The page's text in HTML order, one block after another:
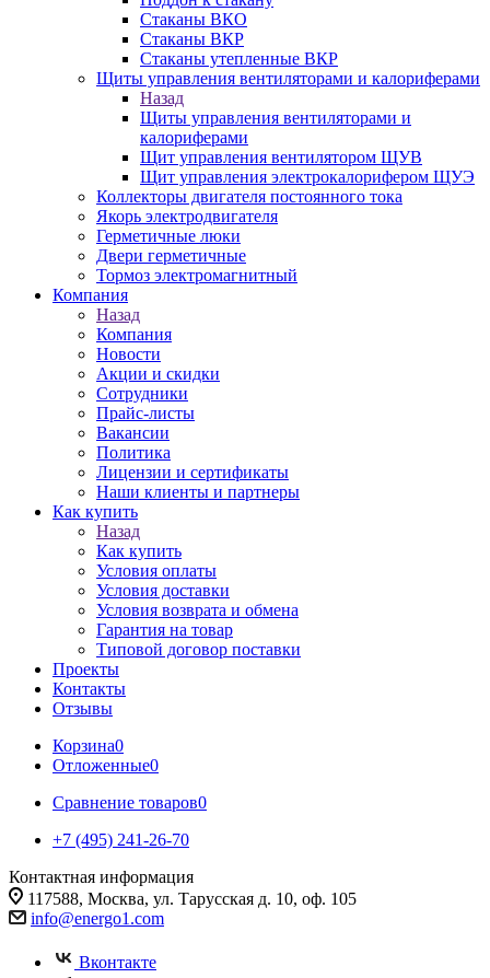
Стаканы ВКО
Стаканы ВКР
Стаканы утепленные ВКР
Щиты управления вентиляторами и калориферами
Назад
Щиты управления вентиляторами и
калориферами
Щит управления вентилятором ЩУВ
Щит управления электрокалорифером ЩУЭ
Коллекторы двигателя постоянного тока
Якорь электродвигателя
Герметичные люки
Двери герметичные
Тормоз электромагнитный
Компания
Назад
Компания
Новости
Акции и скидки
Сотрудники
Прайс-листы
Вакансии
Политика
Лицензии и сертификаты
Наши клиенты и партнеры
Как купить
Назад
Как купить
Условия оплаты
Условия доставки
Условия возврата и обмена
Гарантия на товар
Типовой договор поставки
Проекты
Контакты
Отзывы
Корзина0
Отложенные0
Сравнение товаров0
+7 (495) 241-26-70
Контактная информация
117588, Москва, ул. Тарусская д. 10, оф. 105
info@energo1.com
Вконтакте